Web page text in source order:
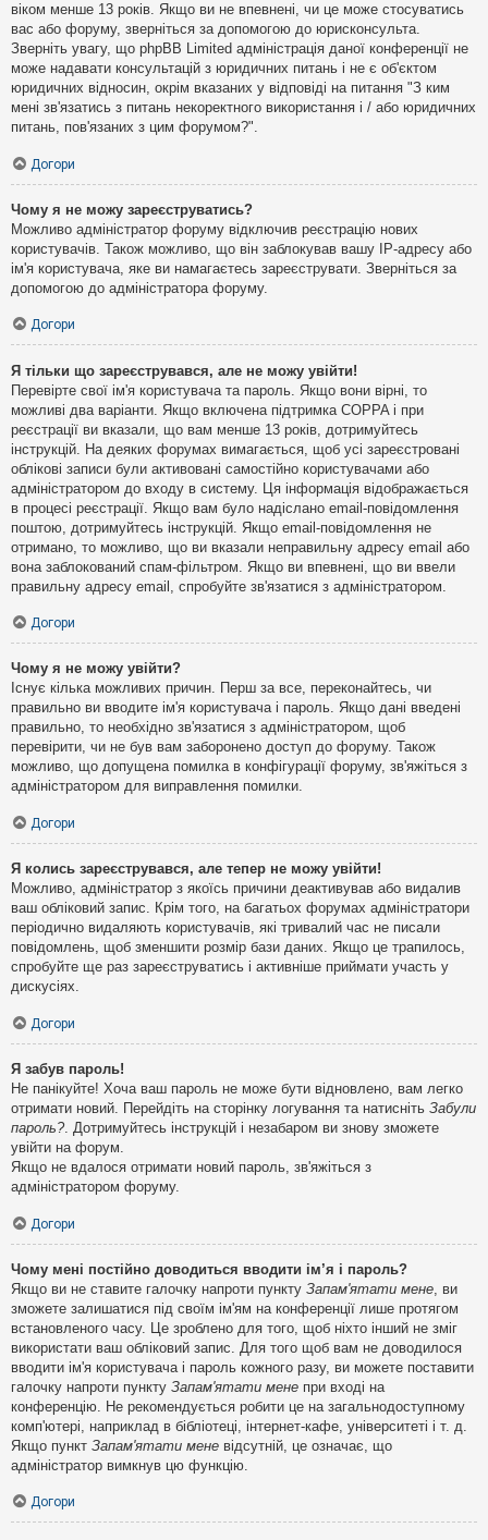
віком менше 13 років. Якщо ви не впевнені, чи це може стосуватись
вас або форуму, зверніться за допомогою до юрисконсульта.
Зверніть увагу, що phpBB Limited адміністрація даної конференції не
може надавати консультацій з юридичних питань і не є об'єктом
юридичних відносин, окрім вказаних у відповіді на питання "З ким
мені зв'язатись з питань некоректного використання і / або юридичних
питань, пов'язаних з цим форумом?".
Догори
Чому я не можу зареєструватись?
Можливо адміністратор форуму відключив реєстрацію нових
користувачів. Також можливо, що він заблокував вашу IP-адресу або
ім'я користувача, яке ви намагаєтесь зареєструвати. Зверніться за
допомогою до адміністратора форуму.
Догори
Я тільки що зареєструвався, але не можу увійти!
Перевірте свої ім'я користувача та пароль. Якщо вони вірні, то
можливі два варіанти. Якщо включена підтримка COPPA і при
реєстрації ви вказали, що вам менше 13 років, дотримуйтесь
інструкцій. На деяких форумах вимагається, щоб усі зареєстровані
облікові записи були активовані самостійно користувачами або
адміністратором до входу в систему. Ця інформація відображається
в процесі реєстрації. Якщо вам було надіслано email-повідомлення
поштою, дотримуйтесь інструкцій. Якщо email-повідомлення не
отримано, то можливо, що ви вказали неправильну адресу email або
вона заблокований спам-фільтром. Якщо ви впевнені, що ви ввели
правильну адресу email, спробуйте зв'язатися з адміністратором.
Догори
Чому я не можу увійти?
Існує кілька можливих причин. Перш за все, переконайтесь, чи
правильно ви вводите ім'я користувача і пароль. Якщо дані введені
правильно, то необхідно зв'язатися з адміністратором, щоб
перевірити, чи не був вам заборонено доступ до форуму. Також
можливо, що допущена помилка в конфігурації форуму, зв'яжіться з
адміністратором для виправлення помилки.
Догори
Я колись зареєструвався, але тепер не можу увійти!
Можливо, адміністратор з якоїсь причини деактивував або видалив
ваш обліковий запис. Крім того, на багатьох форумах адміністратори
періодично видаляють користувачів, які тривалий час не писали
повідомлень, щоб зменшити розмір бази даних. Якщо це трапилось,
спробуйте ще раз зареєструватись і активніше приймати участь у
дискусіях.
Догори
Я забув пароль!
Не панікуйте! Хоча ваш пароль не може бути відновлено, вам легко
отримати новий. Перейдіть на сторінку логування та натисніть Забули
пароль?. Дотримуйтесь інструкцій і незабаром ви знову зможете
увійти на форум.
Якщо не вдалося отримати новий пароль, зв'яжіться з
адміністратором форуму.
Догори
Чому мені постійно доводиться вводити ім’я і пароль?
Якщо ви не ставите галочку напроти пункту Запам'ятати мене , ви
зможете залишатися під своїм ім'ям на конференції лише протягом
встановленого часу. Це зроблено для того, щоб ніхто інший не зміг
використати ваш обліковий запис. Для того щоб вам не доводилося
вводити ім'я користувача і пароль кожного разу, ви можете поставити
галочку напроти пункту Запам'ятати мене при вході на
конференцію. Не рекомендується робити це на загальнодоступному
комп'ютері, наприклад в бібліотеці, інтернет-кафе, університеті і т. д.
Якщо пункт Запам'ятати мене відсутній, це означає, що
адміністратор вимкнув цю функцію.
Догори